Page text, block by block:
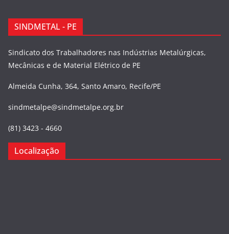
SINDMETAL - PE
Sindicato dos Trabalhadores nas Indústrias Metalúrgicas,
Mecânicas e de Material Elétrico de PE
Almeida Cunha, 364, Santo Amaro, Recife/PE
sindmetalpe@sindmetalpe.org.br
(81) 3423 - 4660
Localização